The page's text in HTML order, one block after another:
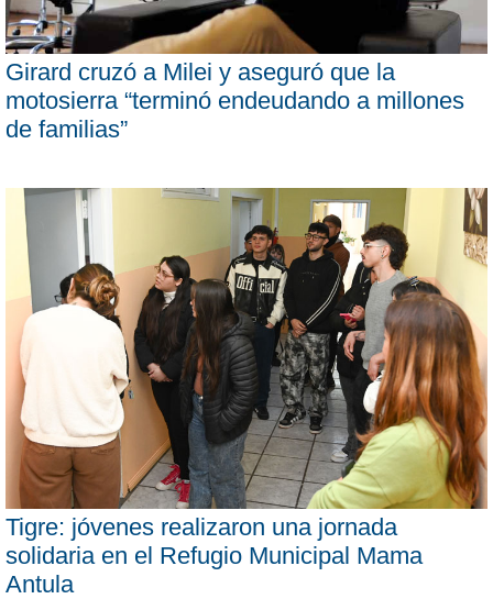
Girard cruzó a Milei y aseguró que la
motosierra “terminó endeudando a millones
de familias”
Tigre: jóvenes realizaron una jornada
solidaria en el Refugio Municipal Mama
Antula